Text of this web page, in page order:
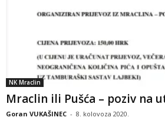
NK Mraclin
Mraclin ili Pušća – poziv na
Goran VUKAŠINEC - 8. kolovoza 2020.